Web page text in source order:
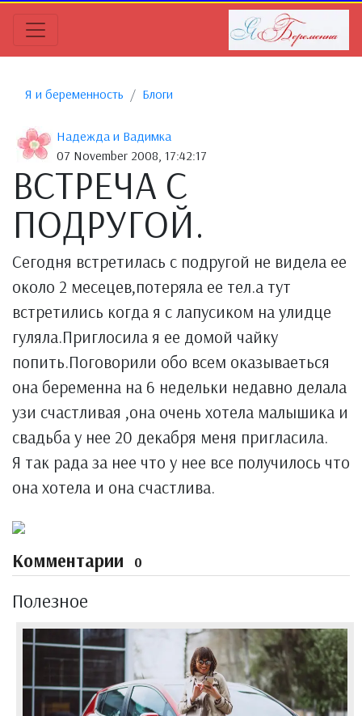
Я и беременность Блоги
Надежда и Вадимка
07 November 2008, 17:42:17
ВСТРЕЧА С
ПОДРУГОЙ.
Сегодня встретилась с подругой не видела ее
около 2 месецев,потеряла ее тел.а тут
встретились когда я с лапусиком на улидце
гуляла.Приглосила я ее домой чайку
попить.Поговорили обо всем оказываеться
она беременна на 6 недельки недавно делала
узи счастливая ,она очень хотела малышика и
свадьба у нее 20 декабря меня пригласила.
Я так рада за нее что у нее все получилось что
она хотела и она счастлива.
Комментарии 0
Полезное